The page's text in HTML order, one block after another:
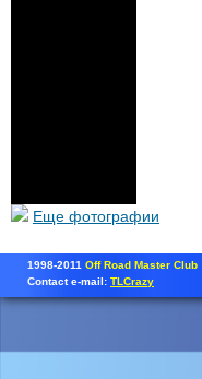
Еще фотографии
1998-2011 Off Road Master Club
Contact e-mail: TLCrazy